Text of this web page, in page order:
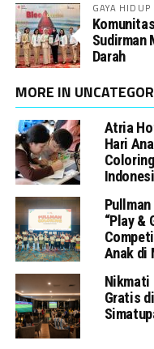
GAYA HIDUP
Sudirman
Darah
MORE IN
Atria
Hari
“Play &
Anak di
Nikmati
Gratis